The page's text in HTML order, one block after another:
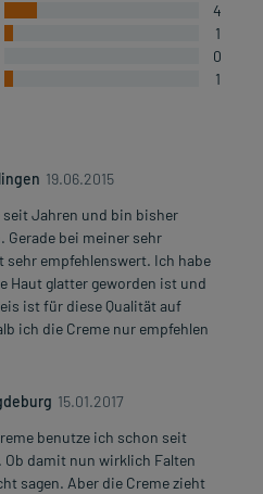
4
1
0
1
19.06.2015
seit Jahren und bin bisher
Gerade bei meiner sehr
empfehlenswert. Ich habe
Haut glatter geworden ist und
ist für diese Qualität auf
ich die Creme nur empfehlen
15.01.2017
benutze ich schon seit
damit nun wirklich Falten
sagen. Aber die Creme zieht